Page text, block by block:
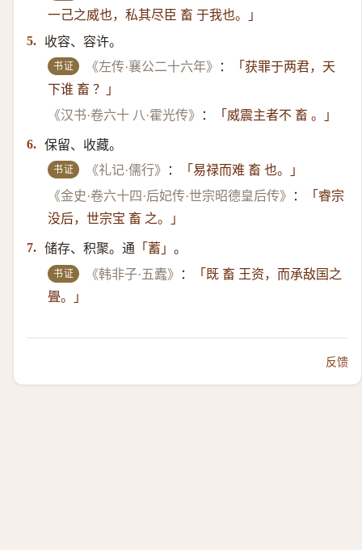
一己之威也，私其尽臣 畜 于我也。」
5.
收容、容许。
书证 《左传·襄公二十六年》 ：
「获罪于两君，天
下谁 畜 ？」
《汉书·卷六十 八·霍光传》
： 「威震主者不 畜 。」
6. 保留、收藏。
书证 《礼记·儒行》 ：
「易禄而难 畜 也。」
《金史·卷六十四·后妃传·世宗昭德皇后传》
：
「睿宗
没后，世宗宝 畜 之。」
7. 储存、积聚。通 「蓄」 。
书证 《韩非子·五蠹》 ：
「既 畜 王资，而承敌国之
舋。」
反馈